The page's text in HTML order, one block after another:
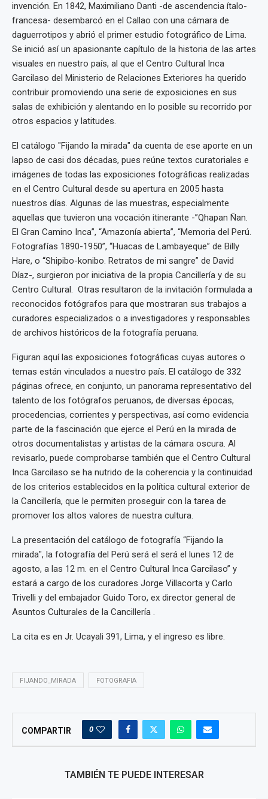
invención. En 1842, Maximiliano Danti -de ascendencia ítalo-
francesa- desembarcó en el Callao con una cámara de
daguerrotipos y abrió el primer estudio fotográfico de Lima.
Se inició así un apasionante capítulo de la historia de las artes
visuales en nuestro país, al que el Centro Cultural Inca
Garcilaso del Ministerio de Relaciones Exteriores ha querido
contribuir promoviendo una serie de exposiciones en sus
salas de exhibición y alentando en lo posible su recorrido por
otros espacios y latitudes.
El catálogo "Fijando la mirada" da cuenta de ese aporte en un
lapso de casi dos décadas, pues reúne textos curatoriales e
imágenes de todas las exposiciones fotográficas realizadas
en el Centro Cultural desde su apertura en 2005 hasta
nuestros días. Algunas de las muestras, especialmente
aquellas que tuvieron una vocación itinerante -”Qhapan Ñan.
El Gran Camino Inca”, “Amazonía abierta”, “Memoria del Perú.
Fotografías 1890-1950”, “Huacas de Lambayeque” de Billy
Hare, o “Shipibo-konibo. Retratos de mi sangre” de David
Díaz-, surgieron por iniciativa de la propia Cancillería y de su
Centro Cultural. Otras resultaron de la invitación formulada a
reconocidos fotógrafos para que mostraran sus trabajos a
curadores especializados o a investigadores y responsables
de archivos históricos de la fotografía peruana.
Figuran aquí las exposiciones fotográficas cuyas autores o
temas están vinculados a nuestro país. El catálogo de 332
páginas ofrece, en conjunto, un panorama representativo del
talento de los fotógrafos peruanos, de diversas épocas,
procedencias, corrientes y perspectivas, así como evidencia
parte de la fascinación que ejerce el Perú en la mirada de
otros documentalistas y artistas de la cámara oscura. Al
revisarlo, puede comprobarse también que el Centro Cultural
Inca Garcilaso se ha nutrido de la coherencia y la continuidad
de los criterios establecidos en la política cultural exterior de
la Cancillería, que le permiten proseguir con la tarea de
promover los altos valores de nuestra cultura.
La presentación del catálogo de fotografía “Fijando la
mirada", la fotografía del Perú será el será el lunes 12 de
agosto, a las 12 m. en el Centro Cultural Inca Garcilaso” y
estará a cargo de los curadores Jorge Villacorta y Carlo
Trivelli y del embajador Guido Toro, ex director general de
Asuntos Culturales de la Cancillería .
La cita es en Jr. Ucayali 391, Lima, y el ingreso es libre.
FIJANDO_MIRADA FOTOGRAFIA
COMPARTIR 0
TAMBIÉN TE PUEDE INTERESAR